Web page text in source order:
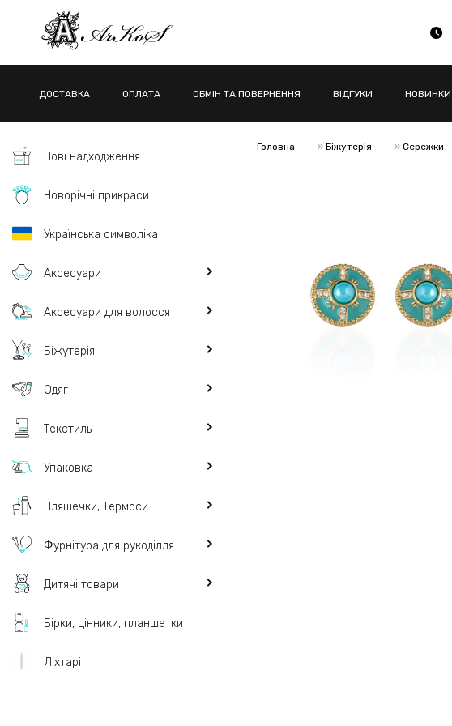
ДОСТАВКА ОПЛАТА ОБМІН ТА ПОВЕРНЕННЯ ВІДГУКИ НОВИНКИ
Нові надходження
Новорічні прикраси
Українська символіка
Аксесуари
Аксесуари для волосся
Біжутерія
Одяг
Текстиль
Упаковка
Пляшечки, Термоси
Фурнітура для рукоділля
Дитячі товари
Бірки, цінники, планшетки
Ліхтарі
Головна » Біжутерія » Сережки